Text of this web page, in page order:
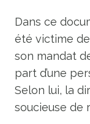
Dans ce
été victime
son mandat
part d’une
Selon lui, la
soucieuse de